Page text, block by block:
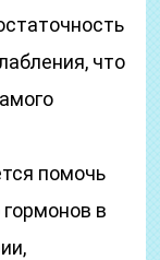
что
помочь
в